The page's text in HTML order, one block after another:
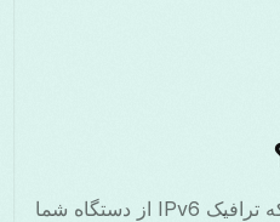
نشت IPv6 وقتی رخ می‌دهد که ترافیک IPv6 از دستگاه شما